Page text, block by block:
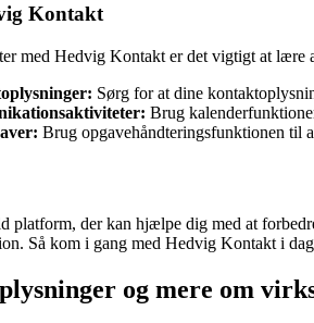
Kontakt
med Hedvig Kontakt er det vigtigt at
Sørg for at dine
Brug
Brug opgavehåndteringsfunktionen til
platform, der kan hjælpe dig med at
Så kom i gang med Hedvig Kontakt i
og mere om